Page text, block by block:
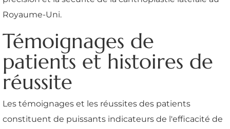
Royaume-Uni.
Témoignages de
patients et histoires de
réussite
Les témoignages et les réussites des patients
constituent de puissants indicateurs de l'efficacité de